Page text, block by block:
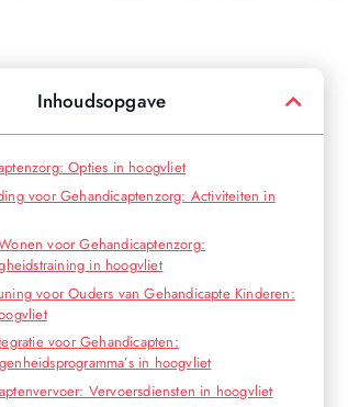
Inhoudsopgave
Opties in hoogvliet
voor Gehandicaptenzorg: Activiteiten in
voor Gehandicaptenzorg:
in hoogvliet
voor Ouders van Gehandicapte Kinderen:
voor Gehandicapten:
in hoogvliet
Vervoersdiensten in hoogvliet